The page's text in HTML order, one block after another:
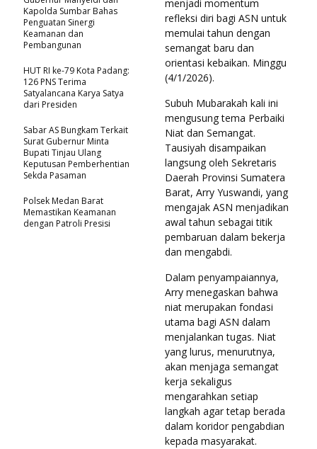
menjadi momentum
refleksi diri bagi ASN untuk
memulai tahun dengan
semangat baru dan
orientasi kebaikan. Minggu
(4/1/2026).
Subuh Mubarakah kali ini
mengusung tema Perbaiki
Niat dan Semangat.
Tausiyah disampaikan
langsung oleh Sekretaris
Daerah Provinsi Sumatera
Barat, Arry Yuswandi, yang
mengajak ASN menjadikan
awal tahun sebagai titik
pembaruan dalam bekerja
dan mengabdi.
Dalam penyampaiannya,
Arry menegaskan bahwa
niat merupakan fondasi
utama bagi ASN dalam
menjalankan tugas. Niat
yang lurus, menurutnya,
akan menjaga semangat
kerja sekaligus
mengarahkan setiap
langkah agar tetap berada
dalam koridor pengabdian
kepada masyarakat.
Kapolda Sumbar Bahas
Penguatan Sinergi
Keamanan dan
Pembangunan
HUT RI ke-79 Kota Padang:
126 PNS Terima
Satyalancana Karya Satya
dari Presiden
Sabar AS Bungkam Terkait
Surat Gubernur Minta
Bupati Tinjau Ulang
Keputusan Pemberhentian
Sekda Pasaman
Polsek Medan Barat
Memastikan Keamanan
dengan Patroli Presisi